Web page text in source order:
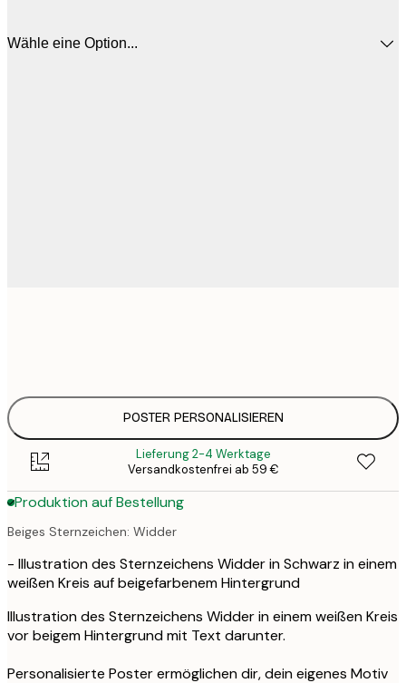
Wähle eine Option...
POSTER PERSONALISIEREN
Lieferung 2-4 Werktage
Versandkostenfrei ab 59 €
Produktion auf Bestellung
Beiges Sternzeichen: Widder
- Illustration des Sternzeichens Widder in Schwarz in einem
weißen Kreis auf beigefarbenem Hintergrund
Illustration des Sternzeichens Widder in einem weißen Kreis
vor beigem Hintergrund mit Text darunter.
Personalisierte Poster ermöglichen dir, dein eigenes Motiv